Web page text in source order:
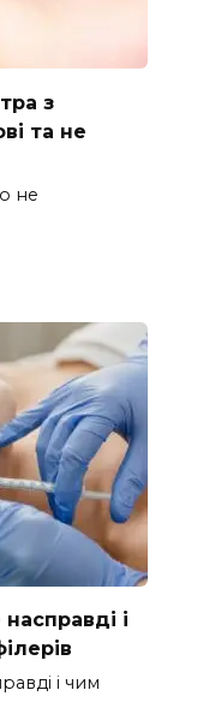
з
та не
не
і
і чим